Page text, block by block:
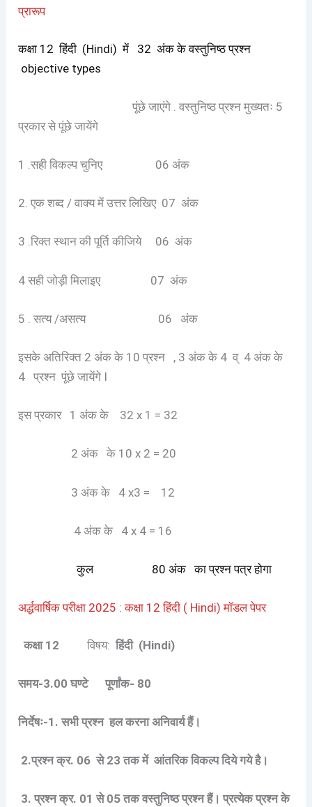
प्रारूप
कक्षा 12 हिंदी (Hindi) में 32 अंक के वस्तुनिष्ठ प्रश्न
objective types
पूंछे जाएंगे . वस्तुनिष्ठ प्रश्न मुख्यतः 5
प्रकार से पूंछे जायेंगे
1 .सही विकल्प चुनिए 06 अंक
2. एक शब्द / वाक्य में उत्तर लिखिए 07 अंक
3 .रिक्त स्थान की पूर्ति कीजिये 06 अंक
4 सही जोड़ी मिलाइए 07 अंक
5 . सत्य /असत्य 06 अंक
इसके अतिरिक्त 2 अंक के 10 प्रश्न , 3 अंक के 4 व् 4 अंक के
4 प्रश्न पूंछे जायेंगे I
इस प्रकार 1 अंक के 32 x 1 = 32
2 अंक के 10 x 2 = 20
3 अंक के 4 x3 = 12
4 अंक के 4 x 4 = 16
कुल 80 अंक का प्रश्न पत्र होगा
अर्द्धवार्षिक परीक्षा 2025 : कक्षा 12 हिंदी ( Hindi) मॉडल पेपर
कक्षा 12 विषय: हिंदी (Hindi)
समय-3.00 घण्टे पूर्णांक- 80
निर्देषः-1. सभी प्रश्न हल करना अनिवार्य हैं।
2.प्रश्न क्र. 06 से 23 तक में आंतरिक विकल्प दिये गये है।
3. प्रश्न क्र. 01 से 05 तक वस्तुनिष्ठ प्रश्न हैं। प्रत्येक प्रश्न के